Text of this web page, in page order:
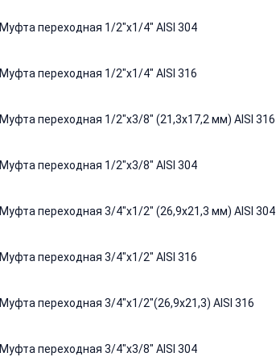
Муфта переходная 1/2"х1/4" AISI 304
Муфта переходная 1/2"х1/4" AISI 316
Муфта переходная 1/2"х3/8" (21,3х17,2 мм) AISI 316
Муфта переходная 1/2"х3/8" AISI 304
Муфта переходная 3/4"х1/2" (26,9х21,3 мм) AISI 304
Муфта переходная 3/4"х1/2" AISI 316
Муфта переходная 3/4"х1/2"(26,9х21,3) AISI 316
Муфта переходная 3/4"х3/8" AISI 304